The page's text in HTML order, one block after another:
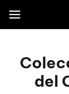
Skip to footer
del